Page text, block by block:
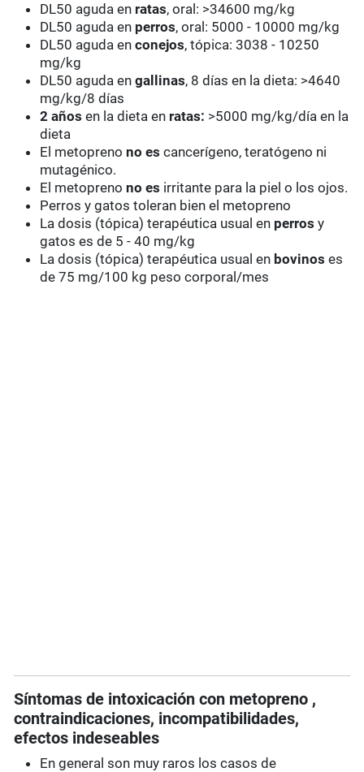
DL50 aguda en ratas, oral: >34600 mg/kg
DL50 aguda en perros, oral: 5000 - 10000 mg/kg
DL50 aguda en conejos, tópica: 3038 - 10250
mg/kg
DL50 aguda en gallinas, 8 días en la dieta: >4640
mg/kg/8 días
2 años en la dieta en ratas: >5000 mg/kg/día en la
dieta
El metoprenono es cancerígeno, teratógeno ni
mutagénico.
El metoprenono es irritante para la piel o los ojos.
Perros y gatos toleran bien el metopreno
La dosis (tópica) terapéutica usual en perros y
gatos es de 5 - 40 mg/kg
La dosis (tópica) terapéutica usual en bovinos es
de 75 mg/100 kg peso corporal/mes
Síntomas de intoxicación con metopreno ,
contraindicaciones, incompatibilidades,
efectos indeseables
En general son muy raros los casos de